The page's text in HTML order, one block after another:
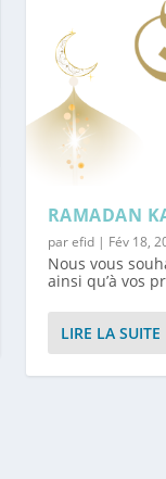
RAMADAN
parefid| Fév 18,
Nous vous
ainsi qu’à vos
LIRE LA SUITE